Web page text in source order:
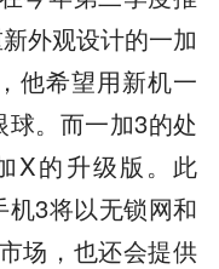
外观设计的一加
他希望用新机一
。而一加3的处
X的升级版。此
3将以无锁网和
场，也还会提供